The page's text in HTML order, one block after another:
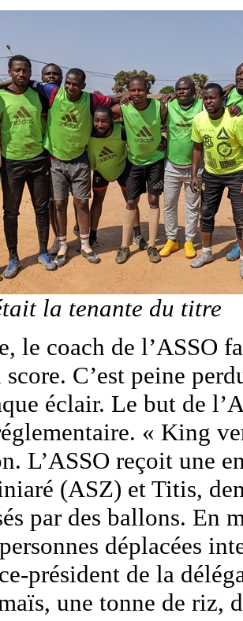
la tenante du titre
le coach de l’ASSO
C’est peine
éclair. Le but de
« King
L’ASSO reçoit une
(ASZ) et Titis,
par des ballons. En
déplacées
président de la
une tonne de riz,